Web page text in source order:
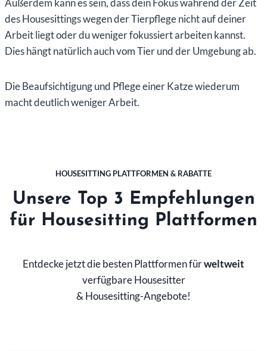
des Housesittings wegen der Tierpflege nicht auf deiner
Arbeit liegt oder du weniger fokussiert arbeiten kannst.
Dies hängt natürlich auch vom Tier und der Umgebung ab.
Die Beaufsichtigung und Pflege einer Katze wiederum
macht deutlich weniger Arbeit.
HOUSESITTING PLATTFORMEN & RABATTE
Unsere Top 3 Empfehlungen
für Housesitting Plattformen
Entdecke jetzt die besten Plattformen fürweltweit
verfügbare Housesitter
& Housesitting-Angebote!